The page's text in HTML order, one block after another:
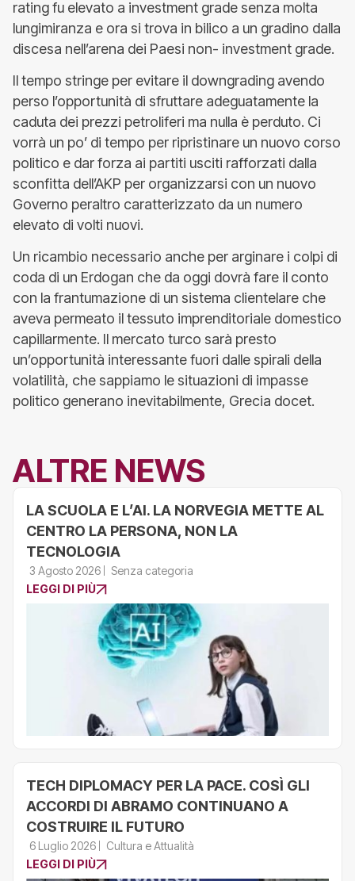
rating fu elevato a investment grade senza molta
lungimiranza e ora si trova in bilico a un gradino dalla
discesa nell’arena dei Paesi non- investment grade.
Il tempo stringe per evitare il downgrading avendo
perso l’opportunità di sfruttare adeguatamente la
caduta dei prezzi petroliferi ma nulla è perduto. Ci
vorrà un po’ di tempo per ripristinare un nuovo corso
politico e dar forza ai partiti usciti rafforzati dalla
sconfitta dell’AKP per organizzarsi con un nuovo
Governo peraltro caratterizzato da un numero
elevato di volti nuovi.
Un ricambio necessario anche per arginare i colpi di
coda di un Erdogan che da oggi dovrà fare il conto
con la frantumazione di un sistema clientelare che
aveva permeato il tessuto imprenditoriale domestico
capillarmente. Il mercato turco sarà presto
un’opportunità interessante fuori dalle spirali della
volatilità, che sappiamo le situazioni di impasse
politico generano inevitabilmente, Grecia docet.
ALTRE NEWS
LA SCUOLA E L’AI. LA NORVEGIA METTE AL
CENTRO LA PERSONA, NON LA
TECNOLOGIA
3 Agosto 2026
Senza categoria
LEGGI DI PIÙ
TECH DIPLOMACY PER LA PACE. COSÌ GLI
ACCORDI DI ABRAMO CONTINUANO A
COSTRUIRE IL FUTURO
6 Luglio 2026
Cultura e Attualità
LEGGI DI PIÙ